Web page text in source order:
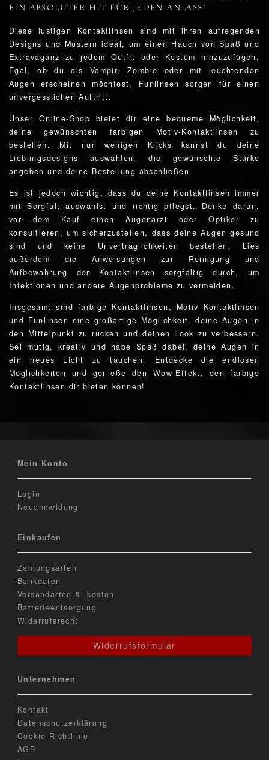
ein absoluter Hit für jeden Anlass!
Diese lustigen Kontaktlinsen sind mit ihren aufregenden
Designs und Mustern ideal, um einen Hauch von Spaß und
Extravaganz zu jedem Outfit oder Kostüm hinzuzufügen.
Egal, ob du als Vampir, Zombie oder mit leuchtenden
Augen erscheinen möchtest, Funlinsen sorgen für einen
unvergesslichen Auftritt.
Unser Online-Shop bietet dir eine bequeme Möglichkeit,
deine gewünschten farbigen Motiv-Kontaktlinsen zu
bestellen. Mit nur wenigen Klicks kannst du deine
Lieblingsdesigns auswählen, die gewünschte Stärke
angeben und deine Bestellung abschließen.
Es ist jedoch wichtig, dass du deine Kontaktlinsen immer
mit Sorgfalt auswählst und richtig pflegst. Denke daran,
vor dem Kauf einen Augenarzt oder Optiker zu
konsultieren, um sicherzustellen, dass deine Augen gesund
sind und keine Unverträglichkeiten bestehen. Lies
außerdem die Anweisungen zur Reinigung und
Aufbewahrung der Kontaktlinsen sorgfältig durch, um
Infektionen und andere Augenprobleme zu vermeiden.
Insgesamt sind farbige Kontaktlinsen, Motiv Kontaktlinsen
und Funlinsen eine großartige Möglichkeit, deine Augen in
den Mittelpunkt zu rücken und deinen Look zu verbessern.
Sei mutig, kreativ und habe Spaß dabei, deine Augen in
ein neues Licht zu tauchen. Entdecke die endlosen
Möglichkeiten und genieße den Wow-Effekt, den farbige
Kontaktlinsen dir bieten können!
Mein Konto
Login
Neuanmeldung
Einkaufen
Zahlungsarten
Bankdaten
Versandarten & -kosten
Batterieentsorgung
Widerrufsrecht
Widerrufsformular
Unternehmen
Kontakt
Datenschutzerklärung
Cookie-Richtlinie
AGB